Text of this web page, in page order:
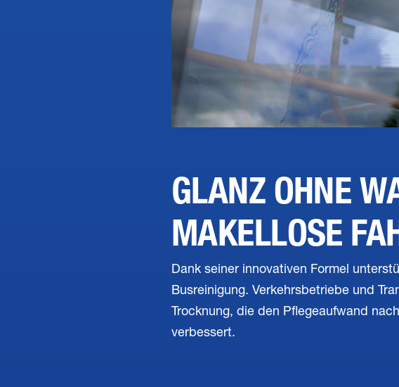
GLANZ OHNE
MAKELLOSE
Dank seiner innovativen Formel
Busreinigung. Verkehrsbetriebe und
Trocknung, die den Pflegeaufwand
verbessert.